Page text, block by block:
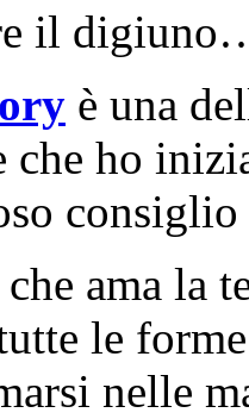
il
è una
che ho
ama la
le
nelle